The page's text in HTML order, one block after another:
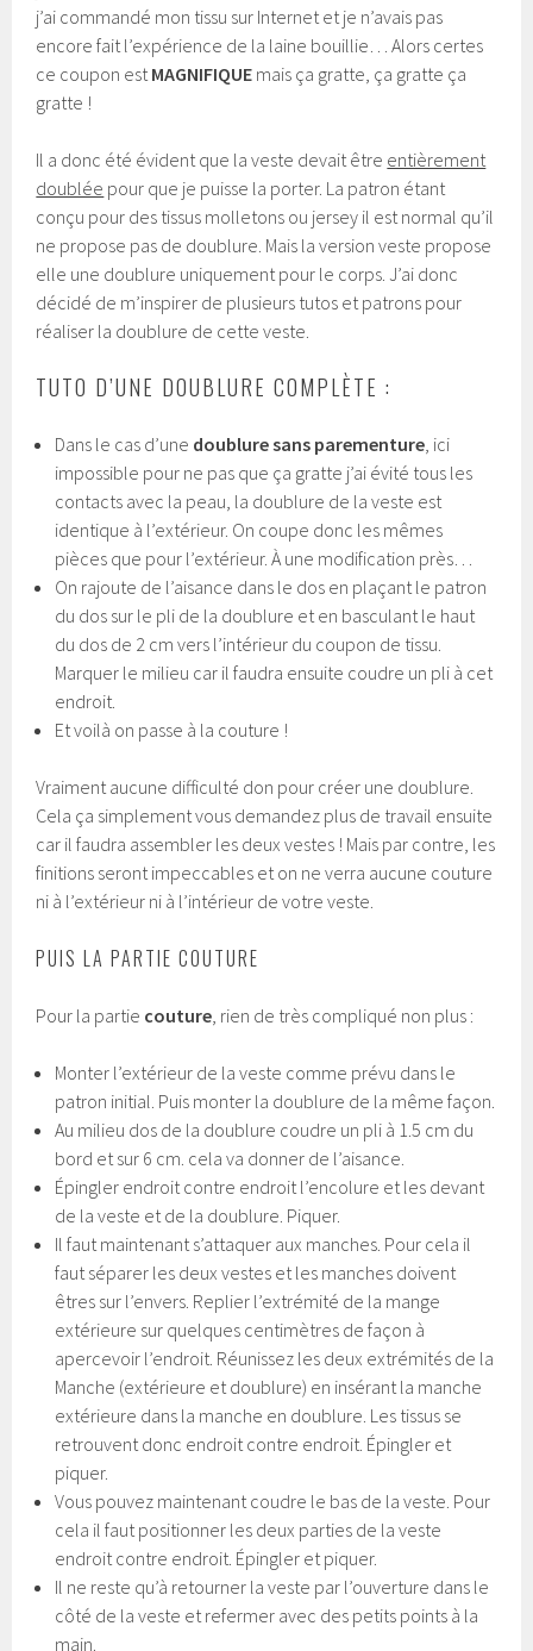
j’ai commandé mon tissu sur Internet et je n’avais pas
encore fait l’expérience de la laine bouillie… Alors certes
ce coupon est MAGNIFIQUE mais ça gratte, ça gratte ça
gratte !
Il a donc été évident que la veste devait être entièrement
doublée pour que je puisse la porter. La patron étant
conçu pour des tissus molletons ou jersey il est normal qu’il
ne propose pas de doublure. Mais la version veste propose
elle une doublure uniquement pour le corps. J’ai donc
décidé de m’inspirer de plusieurs tutos et patrons pour
réaliser la doublure de cette veste.
TUTO D’UNE DOUBLURE COMPLÈTE :
Dans le cas d’une doublure sans parementure , ici
impossible pour ne pas que ça gratte j’ai évité tous les
contacts avec la peau, la doublure de la veste est
identique à l’extérieur. On coupe donc les mêmes
pièces que pour l’extérieur. À une modification près…
On rajoute de l’aisance dans le dos en plaçant le patron
du dos sur le pli de la doublure et en basculant le haut
du dos de 2 cm vers l’intérieur du coupon de tissu.
Marquer le milieu car il faudra ensuite coudre un pli à cet
endroit.
Et voilà on passe à la couture !
Vraiment aucune difficulté don pour créer une doublure.
Cela ça simplement vous demandez plus de travail ensuite
car il faudra assembler les deux vestes ! Mais par contre, les
finitions seront impeccables et on ne verra aucune couture
ni à l’extérieur ni à l’intérieur de votre veste.
PUIS LA PARTIE COUTURE
Pour la partie couture , rien de très compliqué non plus :
Monter l’extérieur de la veste comme prévu dans le
patron initial. Puis monter la doublure de la même façon.
Au milieu dos de la doublure coudre un pli à 1.5 cm du
bord et sur 6 cm. cela va donner de l’aisance.
Épingler endroit contre endroit l’encolure et les devant
de la veste et de la doublure. Piquer.
Il faut maintenant s’attaquer aux manches. Pour cela il
faut séparer les deux vestes et les manches doivent
êtres sur l’envers. Replier l’extrémité de la mange
extérieure sur quelques centimètres de façon à
apercevoir l’endroit. Réunissez les deux extrémités de la
Manche (extérieure et doublure) en insérant la manche
extérieure dans la manche en doublure. Les tissus se
retrouvent donc endroit contre endroit. Épingler et
piquer.
Vous pouvez maintenant coudre le bas de la veste. Pour
cela il faut positionner les deux parties de la veste
endroit contre endroit. Épingler et piquer.
Il ne reste qu’à retourner la veste par l’ouverture dans le
côté de la veste et refermer avec des petits points à la
main.